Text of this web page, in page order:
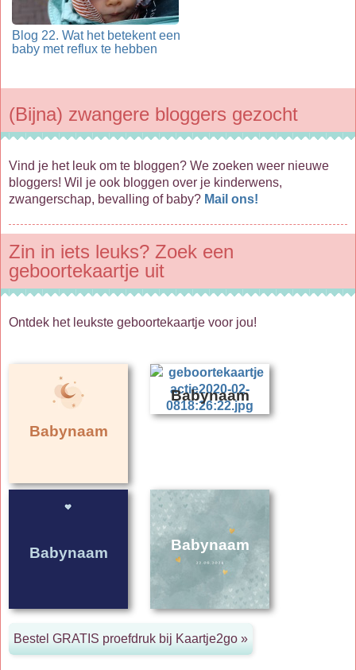
Blog 22. Wat het betekent een
baby met reflux te hebben
(Bijna) zwangere bloggers gezocht
Vind je het leuk om te bloggen? We zoeken weer nieuwe
bloggers! Wil je ook bloggen over je kinderwens,
zwangerschap, bevalling of baby? Mail ons!
Zin in iets leuks? Zoek een
geboortekaartje uit
Ontdek het leukste geboortekaartje voor jou!
Babynaam
Babynaam
Babynaam Babynaam